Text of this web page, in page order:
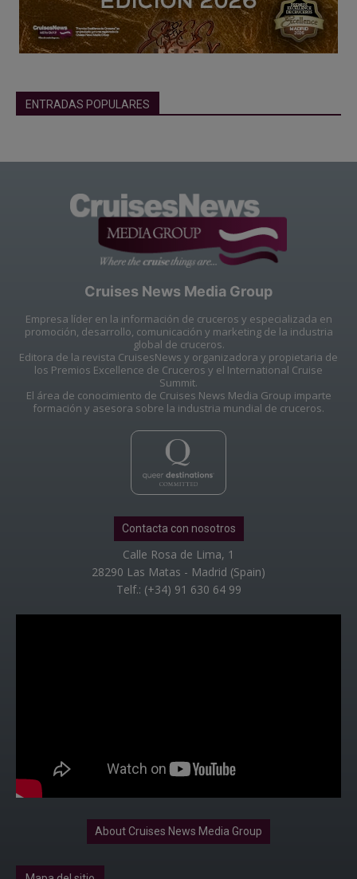
ENTRADAS POPULARES
Cruises News Media Group
Empresa líder en la información de cruceros y especializada en
promoción, desarrollo, comunicación y marketing de la industria
global de cruceros.
Editora de la revista CruisesNews y organizadora y propietaria de
los Premios Excellence de Cruceros y el International Cruise
Summit.
El área de conocimiento de Cruises News Media Group imparte
formación y asesora sobre la industria mundial de cruceros.
Contacta con nosotros
Calle Rosa de Lima, 1
28290 Las Matas - Madrid (Spain)
Telf.: (+34) 91 630 64 99
About Cruises News Media Group